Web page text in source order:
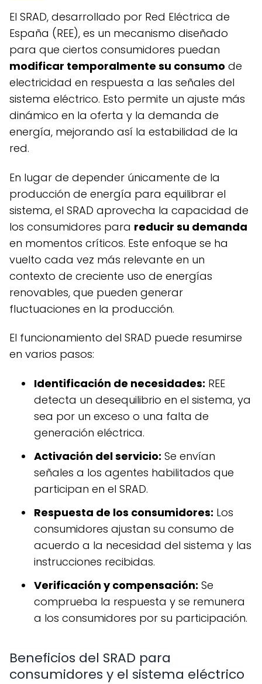
El SRAD, desarrollado por Red Eléctrica de
España (REE), es un mecanismo diseñado
para que ciertos consumidores puedan
modificar temporalmente su consumo de
electricidad en respuesta a las señales del
sistema eléctrico. Esto permite un ajuste más
dinámico en la oferta y la demanda de
energía, mejorando así la estabilidad de la
red.
En lugar de depender únicamente de la
producción de energía para equilibrar el
sistema, el SRAD aprovecha la capacidad de
los consumidores para reducir su demanda
en momentos críticos. Este enfoque se ha
vuelto cada vez más relevante en un
contexto de creciente uso de energías
renovables, que pueden generar
fluctuaciones en la producción.
El funcionamiento del SRAD puede resumirse
en varios pasos:
Identificación de necesidades: REE
detecta un desequilibrio en el sistema, ya
sea por un exceso o una falta de
generación eléctrica.
Activación del servicio: Se envían
señales a los agentes habilitados que
participan en el SRAD.
Respuesta de los consumidores: Los
consumidores ajustan su consumo de
acuerdo a la necesidad del sistema y las
instrucciones recibidas.
Verificación y compensación: Se
comprueba la respuesta y se remunera
a los consumidores por su participación.
Beneficios del SRAD para
consumidores y el sistema eléctrico